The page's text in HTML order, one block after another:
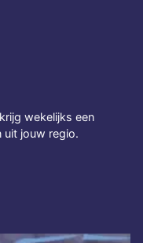
wekelijks een
uit jouw regio.